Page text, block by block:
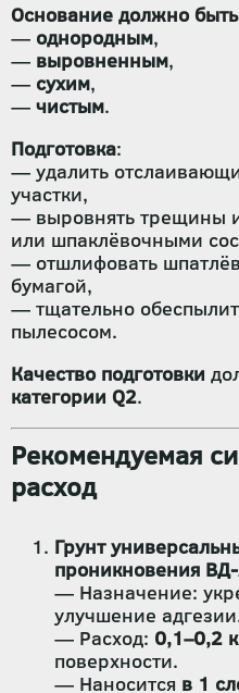
Основание должно быть
— однородным,
— выровненным,
— сухим,
— чистым.
Подготовка:
— удалить
участки,
— выровнять трещины
или шпаклёвочными
— отшлифовать
бумагой,
— тщательно
пылесосом.
Качество подготовки
категории Q2.
Рекомендуемая
расход
Грунт
проникновения
— Назначение:
улучшение
— Расход: 0,1–0,2
поверхности.
— Наносится в 1